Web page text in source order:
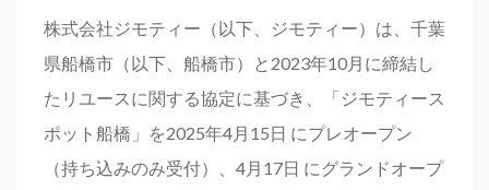
株式会社ジモティー（以下、ジモティー）は、千葉
県船橋市（以下、船橋市）と2023年10月に締結し
たリユースに関する協定に基づき、「ジモティース
ポット船橋」を2025年4月15日 にプレオープン
（持ち込みのみ受付）、4月17日 にグランドオープ